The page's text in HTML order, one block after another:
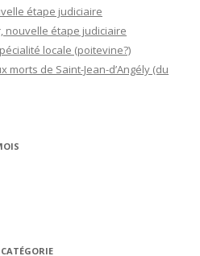
étape judiciaire
nouvelle étape judiciaire
locale (poitevine?)
morts de Saint-Jean-d’Angély (du